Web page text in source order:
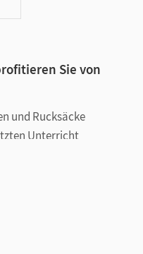
Sie von
und Rucksäcke
Unterricht
das Lehren und